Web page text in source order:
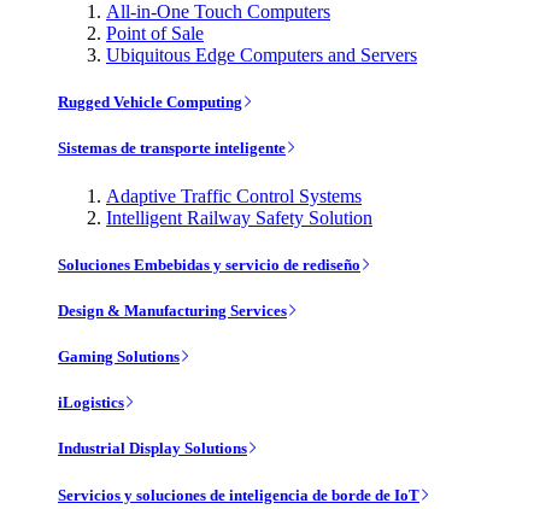
All-in-One Touch Computers
Point of Sale
Ubiquitous Edge Computers and Servers
Rugged Vehicle Computing
Sistemas de transporte inteligente
Adaptive Traffic Control Systems
Intelligent Railway Safety Solution
Soluciones Embebidas y servicio de rediseño
Design & Manufacturing Services
Gaming Solutions
iLogistics
Industrial Display Solutions
Servicios y soluciones de inteligencia de borde de IoT